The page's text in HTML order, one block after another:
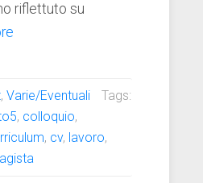
riflettuto su
,Varie/Eventuali
Tags:
, colloquio,
, cv, lavoro,